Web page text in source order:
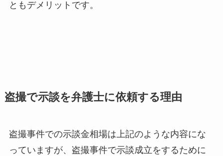
ともデメリットです。
盗撮で示談を弁護士に依頼する理由
盗撮事件での示談金相場は上記のような内容にな
っていますが、盗撮事件で示談成立をするために